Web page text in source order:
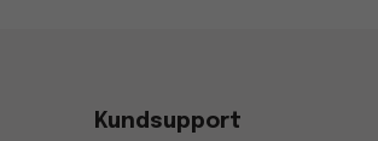
Kundsupport